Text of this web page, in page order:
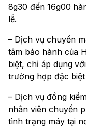
8g30 đến 16g00
lễ.
– Dịch vụ chuyển
tâm bảo hành của
biệt, chỉ áp dụng
trường hợp đặc
– Dịch vụ đồng
nhân viên chuyển
tình trạng máy tại